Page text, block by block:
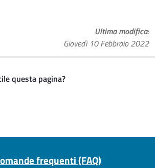
Ultima modifica
Giovedì 10 Febbraio 2022
questa pagina?
frequenti (FAQ)